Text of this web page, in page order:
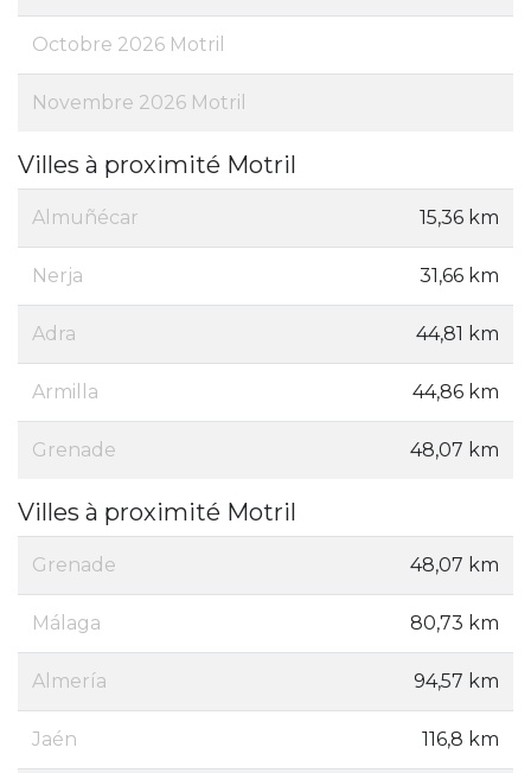
Octobre 2026 Motril
Novembre 2026 Motril
Villes à proximité Motril
Almuñécar 15,36 km
Nerja 31,66 km
Adra 44,81 km
Armilla 44,86 km
Grenade 48,07 km
Villes à proximité Motril
Grenade 48,07 km
Málaga 80,73 km
Almería 94,57 km
Jaén 116,8 km